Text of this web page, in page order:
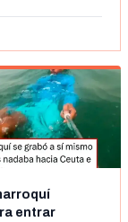
entrar